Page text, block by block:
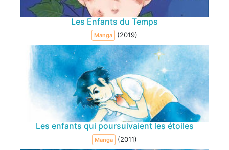
Les Enfants du Temps
Manga (2019)
Les enfants qui poursuivaient les étoiles
Manga (2011)